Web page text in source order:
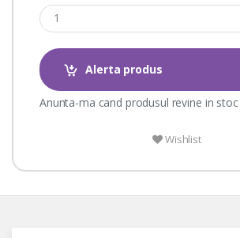
Alerta produs
Anunta-ma cand produsul revine in stoc
Wishlist